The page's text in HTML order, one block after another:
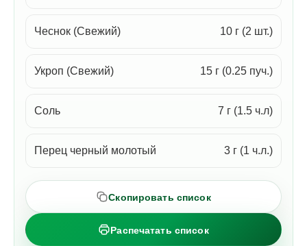
Чеснок (Свежий) 10 г (2 шт.)
Укроп (Свежий) 15 г (0.25 пуч.)
Соль 7 г (1.5 ч.л)
Перец черный молотый 3 г (1 ч.л.)
Скопировать список
Распечатать список